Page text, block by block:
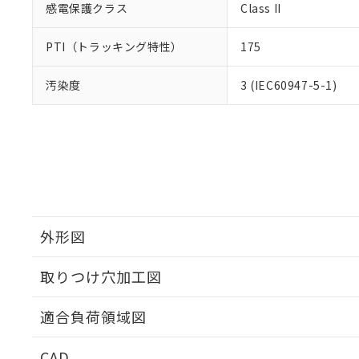
感電保護クラス Class II
PTI（トラッキング特性） 175
汚染度 3 (IEC60947-5-1)
外形図
取りつけ穴加工図
適合負荷領域図